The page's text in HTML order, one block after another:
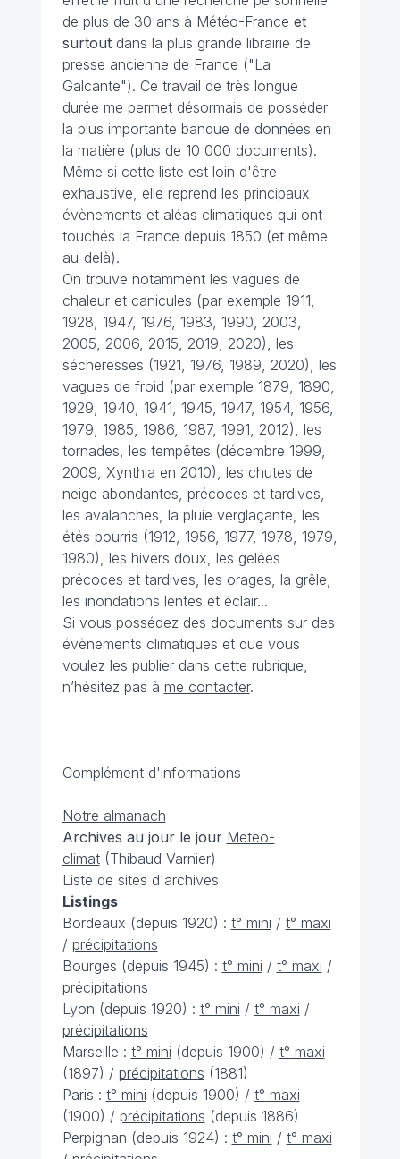
de plus de 30 ans à Météo-France et
surtout dans la plus grande librairie de
presse ancienne de France ("La
Galcante"). Ce travail de très longue
durée me permet désormais de posséder
la plus importante banque de données en
la matière (plus de 10 000 documents).
Même si cette liste est loin d'être
exhaustive, elle reprend les principaux
évènements et aléas climatiques qui ont
touchés la France depuis 1850 (et même
au-delà).
On trouve notamment les vagues de
chaleur et canicules (par exemple 1911,
1928, 1947, 1976, 1983, 1990, 2003,
2005, 2006, 2015, 2019, 2020), les
sécheresses (1921, 1976, 1989, 2020), les
vagues de froid (par exemple 1879, 1890,
1929, 1940, 1941, 1945, 1947, 1954, 1956,
1979, 1985, 1986, 1987, 1991, 2012), les
tornades, les tempêtes (décembre 1999,
2009, Xynthia en 2010), les chutes de
neige abondantes, précoces et tardives,
les avalanches, la pluie verglaçante, les
étés pourris (1912, 1956, 1977, 1978, 1979,
1980), les hivers doux, les gelées
précoces et tardives, les orages, la grêle,
les inondations lentes et éclair...
Si vous possédez des documents sur des
évènements climatiques et que vous
voulez les publier dans cette rubrique,
n’hésitez pas à me contacter.
Complément d'informations
Notre almanach
Archives au jour le jour Meteo-
climat(Thibaud Varnier)
Liste de sites d'archives
Listings
Bordeaux (depuis 1920) : t° mini / t° maxi
/ précipitations
Bourges (depuis 1945) : t° mini / t° maxi /
précipitations
Lyon (depuis 1920) : t° mini / t° maxi /
précipitations
Marseille : t° mini (depuis 1900) / t° maxi
(1897) / précipitations (1881)
Paris : t° mini (depuis 1900) / t° maxi
(1900) / précipitations (depuis 1886)
Perpignan (depuis 1924) : t° mini / t° maxi